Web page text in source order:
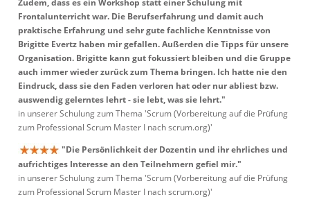
Zudem, dass es ein Workshop statt einer Schulung mit
Frontalunterricht war. Die Berufserfahrung und damit auch
praktische Erfahrung und sehr gute fachliche Kenntnisse von
Brigitte Evertz haben mir gefallen. Außerden die Tipps für unsere
Organisation. Brigitte kann gut fokussiert bleiben und die Gruppe
auch immer wieder zurück zum Thema bringen. Ich hatte nie den
Eindruck, dass sie den Faden verloren hat oder nur abliest bzw.
auswendig gelerntes lehrt - sie lebt, was sie lehrt."
in unserer Schulung zum Thema 'Scrum (Vorbereitung auf die Prüfung
zum Professional Scrum Master I nach scrum.org)'
"Die Persönlichkeit der Dozentin und ihr ehrliches und
aufrichtiges Interesse an den Teilnehmern gefiel mir."
in unserer Schulung zum Thema 'Scrum (Vorbereitung auf die Prüfung
zum Professional Scrum Master I nach scrum.org)'